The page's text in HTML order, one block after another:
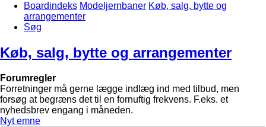
Boardindeks Modeljernbaner Køb, salg, bytte og
arrangementer
Søg
Køb, salg, bytte og arrangementer
Forumregler
Forretninger må gerne lægge indlæg ind med tilbud, men
forsøg at begræns det til en fornuftig frekvens. F.eks. et
nyhedsbrev engang i måneden.
Nyt emne